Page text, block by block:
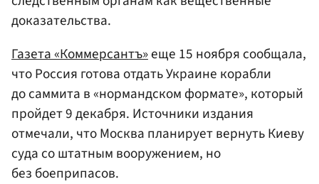
доказательства.
Газета «Коммерсантъ»еще 15 ноября сообщала,
что Россия готова отдать Украине корабли
до саммита в «нормандском формате», который
пройдет 9 декабря. Источники издания
отмечали, что Москва планирует вернуть Киеву
суда со штатным вооружением, но
без боеприпасов.